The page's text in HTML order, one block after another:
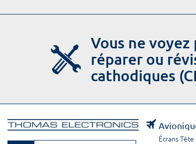
Vous ne
réparer ou
cathodiques
Écrans